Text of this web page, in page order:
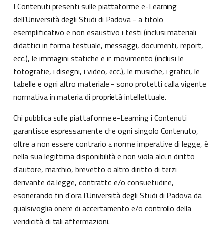
I Contenuti presenti sulle piattaforme e-Learning
dell’Università degli Studi di Padova - a titolo
esemplificativo e non esaustivo i testi (inclusi materiali
didattici in forma testuale, messaggi, documenti, report,
ecc.), le immagini statiche e in movimento (inclusi le
fotografie, i disegni, i video, ecc.), le musiche, i grafici, le
tabelle e ogni altro materiale - sono protetti dalla vigente
normativa in materia di proprietà intellettuale.
Chi pubblica sulle piattaforme e-Learning i Contenuti
garantisce espressamente che ogni singolo Contenuto,
oltre a non essere contrario a norme imperative di legge, è
nella sua legittima disponibilità e non viola alcun diritto
d'autore, marchio, brevetto o altro diritto di terzi
derivante da legge, contratto e/o consuetudine,
esonerando fin d'ora l’Università degli Studi di Padova da
qualsivoglia onere di accertamento e/o controllo della
veridicità di tali affermazioni.